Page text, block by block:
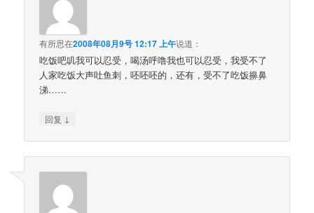
有所思在2008年08月9号 12:17 上午说道：
吃饭吧叽我可以忍受，喝汤呼噜我也可以忍受，我受不了
人家吃饭大声吐鱼刺，呸呸呸的，还有，受不了吃饭擤鼻
涕……
回复 ↓